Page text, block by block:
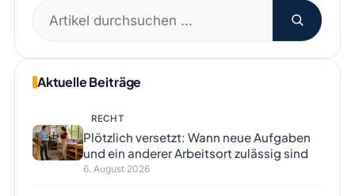
Suchen
nach:
Aktuelle Beiträge
RECHT
Plötzlich versetzt: Wann neue Aufgaben
und ein anderer Arbeitsort zulässig sind
6. August 2026